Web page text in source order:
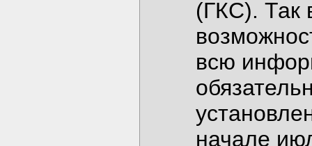
(ГКС). Так
всю
начале